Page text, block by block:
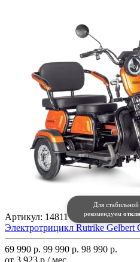
Для
рекомендуем
Артикул: 14811
Электротрицикл Rutrike Gelbert
69 990 р. 99 990 р. 98 990 р.
от 3 923 р./ мес.